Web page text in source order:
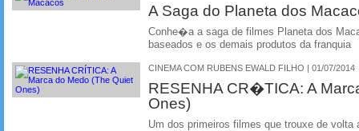
A Saga do Planeta dos
Conhe�a a saga de filmes Planeta dos
baseados e os demais produtos da franquia
CINEMA COM RUBENS EWALD FILHO | 01/07/2014
RESENHA CR�TICA: A
Ones)
Um dos primeiros filmes que trouxe de